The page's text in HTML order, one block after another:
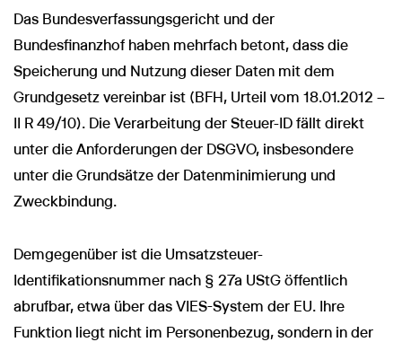
Das Bundesverfassungsgericht und der
Bundesfinanzhof haben mehrfach betont, dass die
Speicherung und Nutzung dieser Daten mit dem
Grundgesetz vereinbar ist (BFH, Urteil vom 18.01.2012 –
II R 49/10). Die Verarbeitung der Steuer-ID fällt direkt
unter die Anforderungen der DSGVO, insbesondere
unter die Grundsätze der Datenminimierung und
Zweckbindung.
Demgegenüber ist die Umsatzsteuer-
Identifikationsnummer nach § 27a UStG öffentlich
abrufbar, etwa über das VIES-System der EU. Ihre
Funktion liegt nicht im Personenbezug, sondern in der